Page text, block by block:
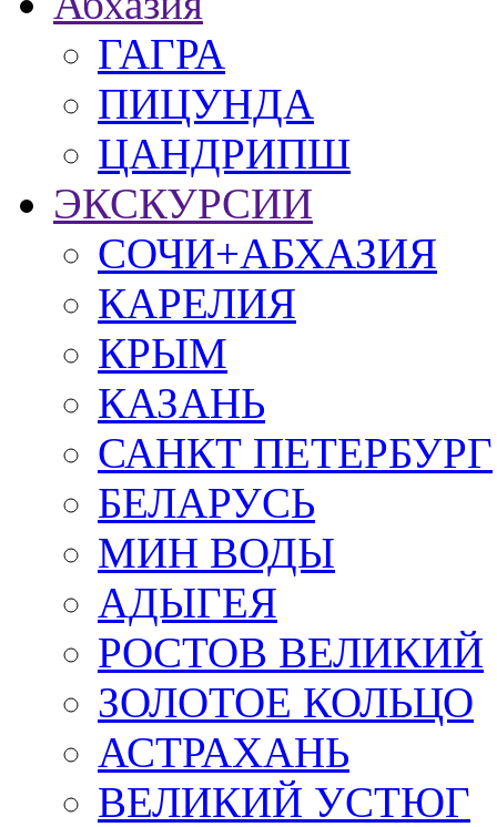
ГАГРА
ПИЦУНДА
ЦАНДРИПШ
ЭКСКУРСИИ
СОЧИ+АБХАЗИЯ
КАРЕЛИЯ
КРЫМ
КАЗАНЬ
САНКТ ПЕТЕРБУРГ
БЕЛАРУСЬ
МИН ВОДЫ
АДЫГЕЯ
РОСТОВ ВЕЛИКИЙ
ЗОЛОТОЕ КОЛЬЦО
АСТРАХАНЬ
ВЕЛИКИЙ УСТЮГ